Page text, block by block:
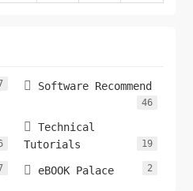
 Software Recommend
46

Technical
Tutorials
19
 eBOOK Palace 2